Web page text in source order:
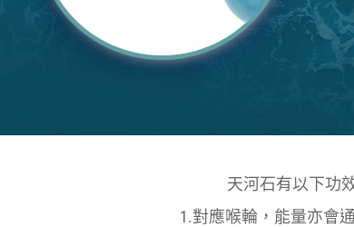
天河石有以下功
1.對應喉輪，能量亦會